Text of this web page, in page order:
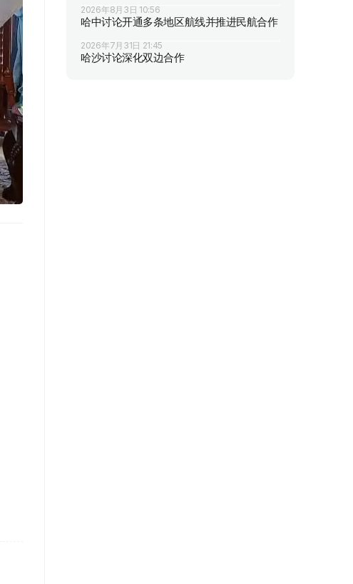
2026年8月3日 10:56
哈中讨论开通多条地区航线并推进民航合作
2026年7月31日 21:45
哈沙讨论深化双边合作